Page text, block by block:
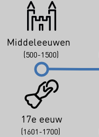
Middeleeuwen
(500-1500)
17e eeuw
(1601-1700)